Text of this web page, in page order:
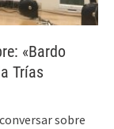
«Bardo
Trías
sobre